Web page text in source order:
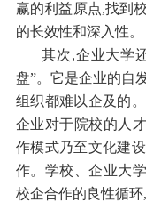
赢的利益原点,找到
的长效性和深入性。
其次,企业大学
盘”。它是企业的自
组织都难以企及的
企业对于院校的人
作模式乃至文化建
作。学校、企业大
校企合作的良性循环